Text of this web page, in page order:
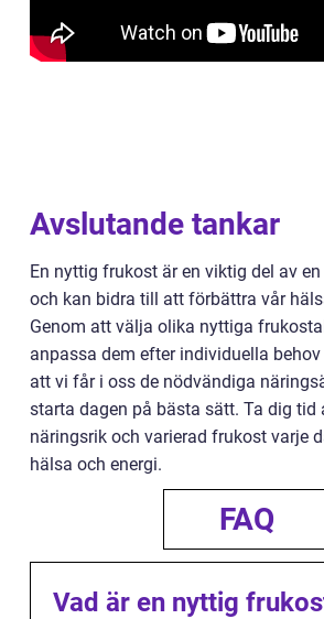
Avslutande tankar
En nyttig frukost är en viktig del av
och kan bidra till att förbättra vår
Genom att välja olika nyttiga
anpassa dem efter individuella
att vi får i oss de nödvändiga
starta dagen på bästa sätt. Ta dig tid
näringsrik och varierad frukost varje
hälsa och energi.
FAQ
Vad är en nyttig